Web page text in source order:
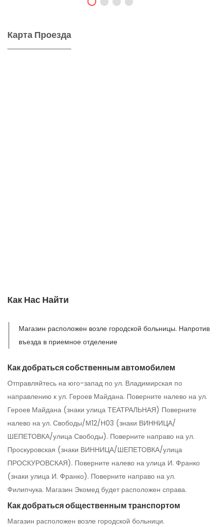
Карта Проезда
Как Нас Найти
Магазин расположен возле городской больницы. Напротив
въезда в приемное отделение
Как добраться собственным автомобилем
Отправляйтесь на юго-запад по ул. Владимирская по
направлению к ул. Героев Майдана. Поверните налево на ул.
Героев Майдана (знаки улица ТЕАТРАЛЬНАЯ) Поверните
налево на ул. Свободы/М12/Н03 (знаки ВИННИЦА/
ШЕПЕТОВКА/улица Свободы). Поверните направо на ул.
Проскуровская (знаки ВИННИЦА/ШЕПЕТОВКА/улица
ПРОСКУРОВСКАЯ). Поверните налево на улица И. Франко
(знаки улица И. Франко). Поверните направо на ул.
Филипчука. Магазин Экомед будет расположен справа.
Как добраться общественным транспортом
Магазин расположен возле городской больници.